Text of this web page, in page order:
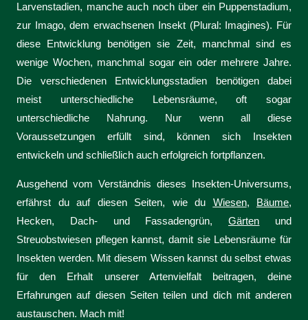
Larvenstadien, manche auch noch über ein Puppenstadium,
zur Imago, dem erwachsenen Insekt (Plural: Imagines). Für
diese Entwicklung benötigen sie Zeit, manchmal sind es
wenige Wochen, manchmal sogar ein oder mehrere Jahre.
Die verschiedenen Entwicklungsstadien benötigen dabei
meist unterschiedliche Lebensräume, oft sogar
unterschiedliche Nahrung. Nur wenn all diese
Voraussetzungen erfüllt sind, können sich Insekten
entwickeln und schließlich auch erfolgreich fortpflanzen.
Ausgehend vom Verständnis dieses Insekten-Universums,
erfährst du auf diesen Seiten, wie du Wiesen, Bäume,
Hecken, Dach- und Fassadengrün,Gärten und
Streuobstwiesen pflegen kannst, damit sie Lebensräume für
Insekten werden. Mit diesem Wissen kannst du selbst etwas
für den Erhalt unserer Artenvielfalt beitragen, deine
Erfahrungen auf diesen Seiten teilen und dich mit anderen
austauschen. Mach mit!